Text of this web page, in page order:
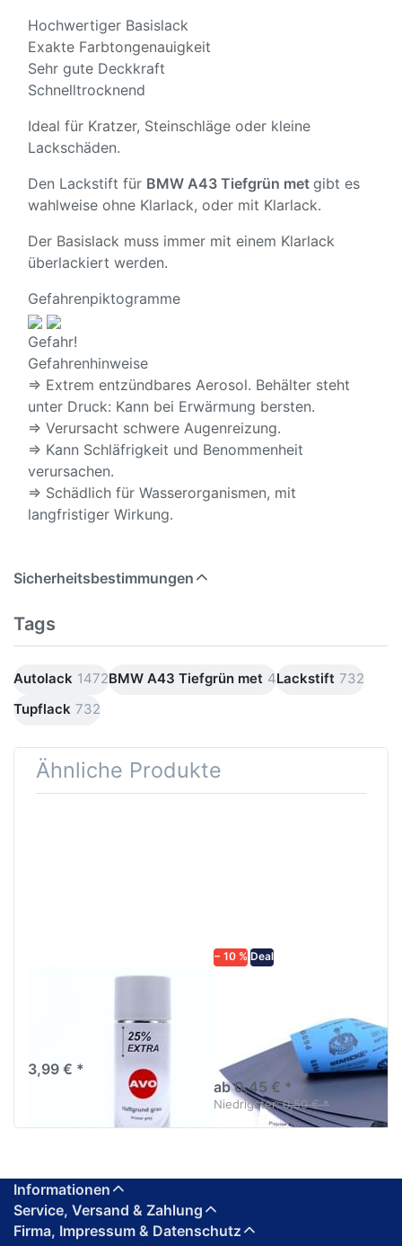
Hochwertiger Basislack
Exakte Farbtongenauigkeit
Sehr gute Deckkraft
Schnelltrocknend
Ideal für Kratzer, Steinschläge oder kleine
Lackschäden.
Den Lackstift für BMW A43 Tiefgrün met gibt es
wahlweise ohne Klarlack, oder mit Klarlack.
Der Basislack muss immer mit einem Klarlack
überlackiert werden.
Gefahrenpiktogramme
Gefahr!
Gefahrenhinweise
⇒ Extrem entzündbares Aerosol. Behälter steht
unter Druck: Kann bei Erwärmung bersten.
⇒ Verursacht schwere Augenreizung.
⇒ Kann Schläfrigkeit und Benommenheit
verursachen.
⇒ Schädlich für Wasserorganismen, mit
langfristiger Wirkung.
Sicherheitsbestimmungen
Tags
Autolack 1472BMW A43 Tiefgrün met 4Lackstift 732
Tupflack 732
Ähnliche Produkte
3,99 € *
− 10 % Deal
diversen Körnungen
Nass-Schleifpapier zur nass
und trocken anwendung
ab 0,45 € *
Niedrigster:0,50 € *
Informationen
Service, Versand & Zahlung
Firma, Impressum & Datenschutz